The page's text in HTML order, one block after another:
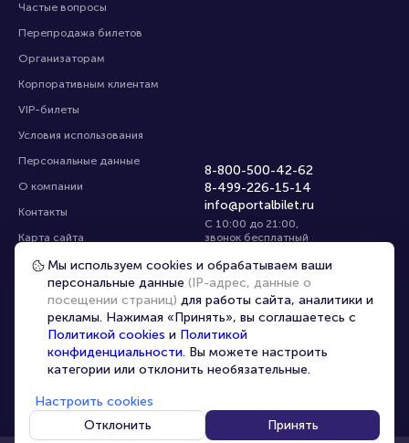
Частые вопросы
Перепродажа билетов
Организаторам
Корпоративным клиентам
VIP-билеты
Условия использования
Персональные данные
О компании
Контакты
Карта сайта
Управление cookies
8-800-500-42-62
8-499-226-15-14
info@portalbilet.ru
С 10:00 до 21:00,
звонок бесплатный
Все площадки
Выбрать город
© 2020 - 2026 portalbilet.ru Все права защищены
Мы используем cookies и обрабатываем ваши
персональные данные (IP-адрес, данные о
посещении страниц) для работы сайта, аналитики и
рекламы. Нажимая «Принять», вы соглашаетесь с
Политикой cookies и Политикой
конфиденциальности. Вы можете настроить
категории или отклонить необязательные.
Настроить cookies
Отклонить
Принять